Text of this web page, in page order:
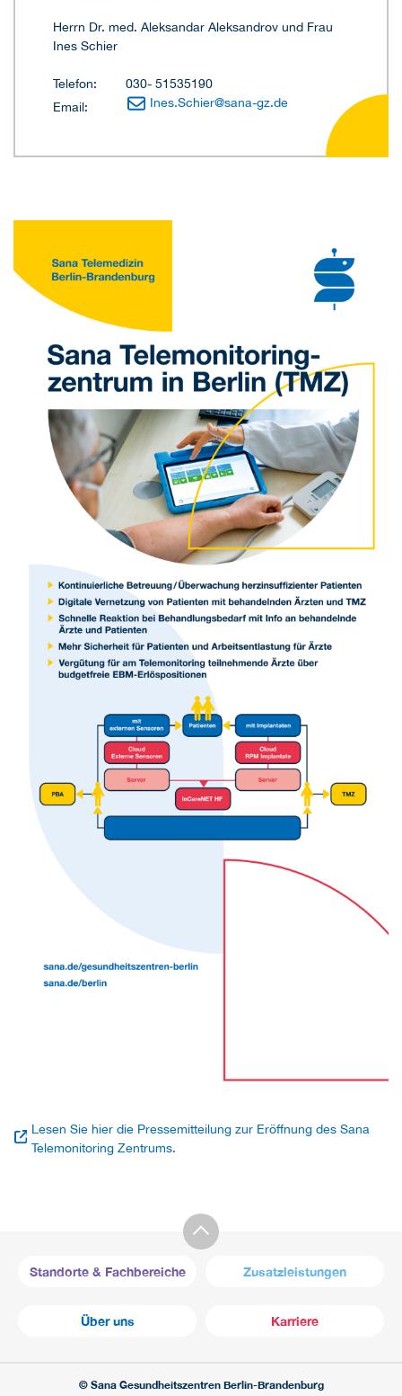
Herrn Dr. med. Aleksandar Aleksandrov und Frau
Ines Schier
Telefon: 030- 51535190
Email:
Ines.Schier@sana-gz.de
Lesen Sie hier die Pressemitteilung zur Eröffnung des Sana
Telemonitoring Zentrums.
Standorte & Fachbereiche Zusatzleistungen
Über uns Karriere
© Sana Gesundheitszentren Berlin-Brandenburg